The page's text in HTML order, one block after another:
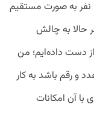
به ۸۰۰ نفر در اینستاگرام آموزش می‌دادم و ۱۷ نفر به صورت مستقیم
کار می‌کردند. خودم به همراه ۱۷ نفر حالا به چالش
را از دست داده‌ایم؛ من
و رقم باشد به کار
با آن امکانات